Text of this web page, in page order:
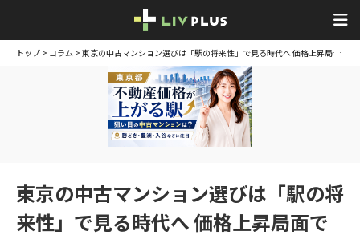
トップ > コラム > 東京の中古マンション選びは「駅の将来性」で見る時代へ 価格上昇局面で注目される勝どき・豊洲・入谷などの共通点
東京の中古マンション選びは「駅の将
来性」で見る時代へ 価格上昇局面で